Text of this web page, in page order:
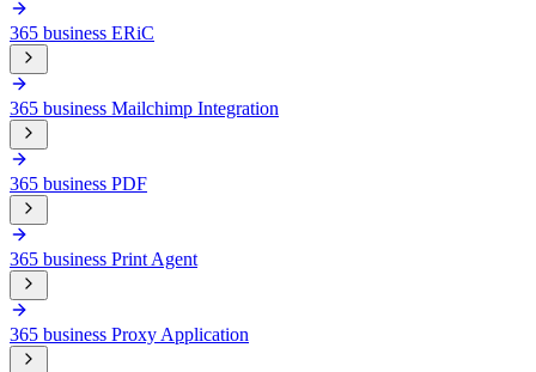
365 business ERiC
365 business Mailchimp Integration
365 business PDF
365 business Print Agent
365 business Proxy Application